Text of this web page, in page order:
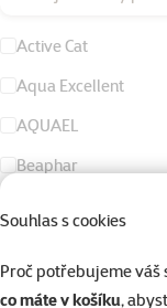
Souhlas s cookies
Proč potřebujeme váš
co máte v košíku,
Active Cat
Aqua Excellent
AQUAEL
Beaphar
Eheim